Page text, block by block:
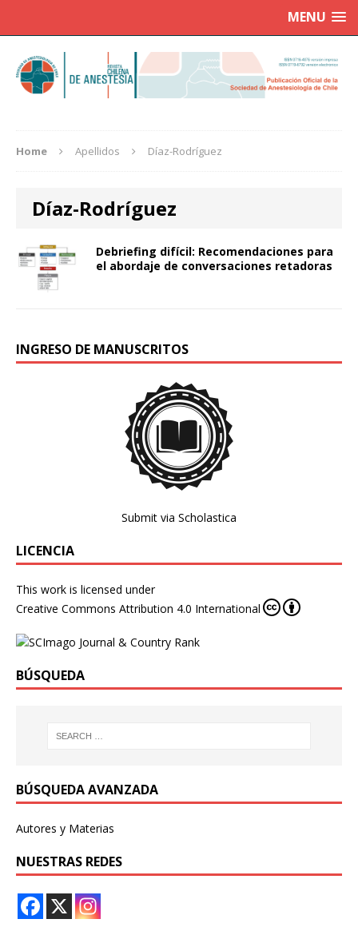
MENU
Home Apellidos Díaz-Rodríguez
Díaz-Rodríguez
Debriefing difícil: Recomendaciones para
el abordaje de conversaciones retadoras
INGRESO DE MANUSCRITOS
Submit via Scholastica
LICENCIA
This work is licensed under
Creative Commons Attribution 4.0 International
BÚSQUEDA
BÚSQUEDA AVANZADA
Autores y Materias
NUESTRAS REDES